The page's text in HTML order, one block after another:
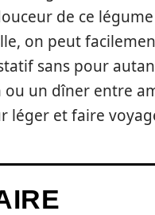
de ce
on peut
sans pour
un dîner entre
léger et faire